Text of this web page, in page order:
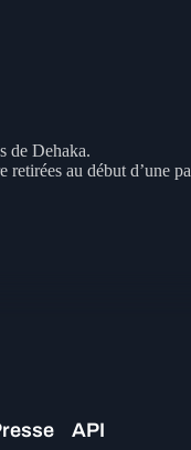
de Dehaka.
au début d’une